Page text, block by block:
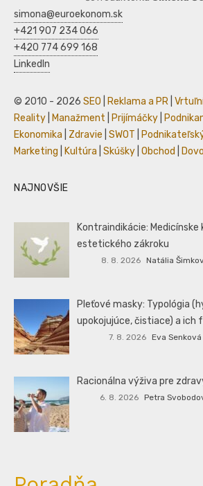
simona@euroekonom.sk
+421 907 234 066
+420 774 699 168
LinkedIn
© 2010 - 2026 SEO Reklama a PR
Reality
Manažment Prijímáčky
Ekonomika
Zdravie SWOT
Marketing
Kultúra Skúšky Obchod
NAJNOVŠIE
Kontraindikácie:
estetického zákroku
8. 8. 2026 Natália
Pleťové masky: Typológia
upokojujúce, čistiace) a ich
7. 8. 2026 Eva Senková
Racionálna výživa pre
6. 8. 2026 Petra